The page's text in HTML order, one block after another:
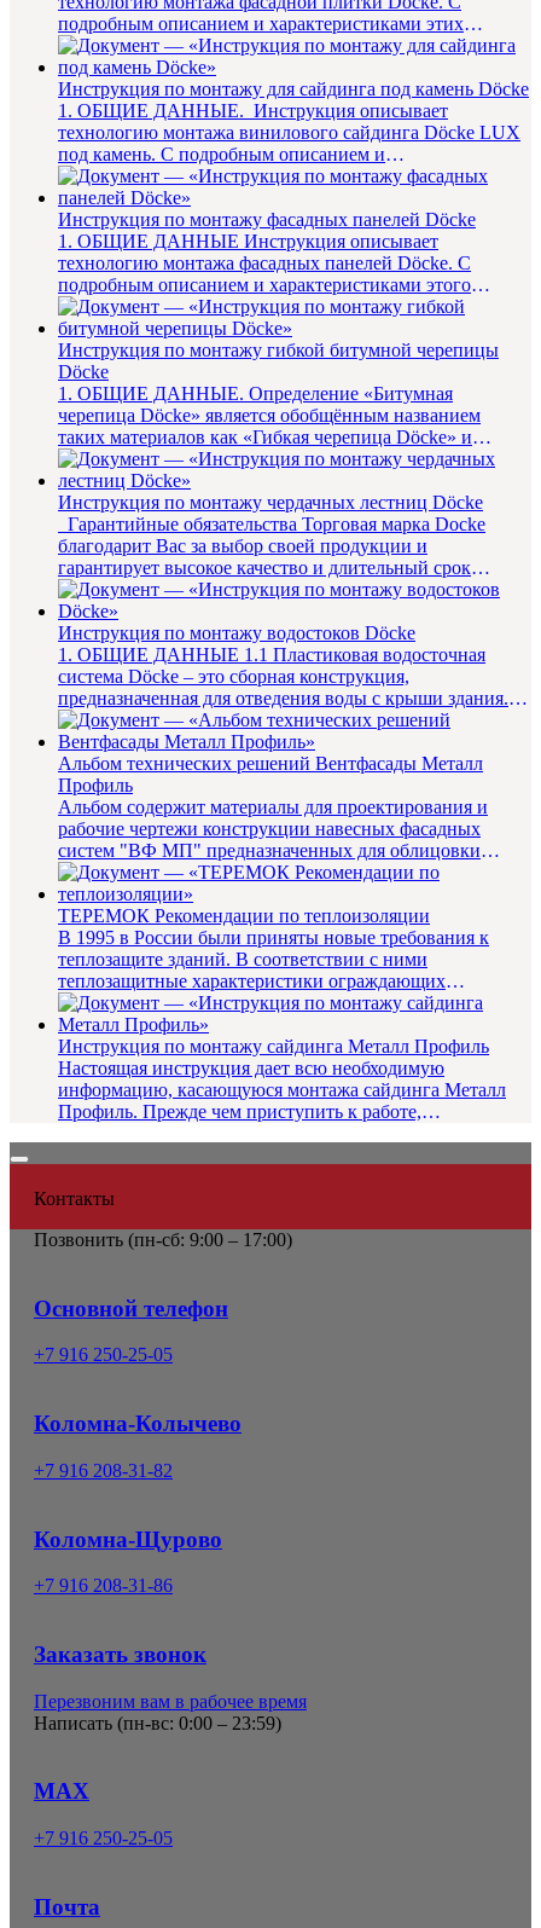
подробным описанием и характеристиками этих
материалов можно ознакоми...
Инструкция по монтажу для сайдинга под камень Döcke
1. ОБЩИЕ ДАННЫЕ. Инструкция описывает
технологию монтажа винилового сайдинга Döcke LUX
под камень. С подробным описанием и
характеристиками этого ма...
Инструкция по монтажу фасадных панелей Döcke
1. ОБЩИЕ ДАННЫЕ Инструкция описывает
технологию монтажа фасадных панелей Döcke. С
подробным описанием и характеристиками этого
материала можно ознакомить...
Инструкция по монтажу гибкой битумной черепицы
Döcke
1. ОБЩИЕ ДАННЫЕ. Определение «Битумная
черепица Döcke» является обобщённым названием
таких материалов как «Гибкая черепица Döcke» и
«Многослойная чере...
Инструкция по монтажу чердачных лестниц Döcke
Гарантийные обязательства Торговая марка Docke
благодарит Вас за выбор своей продукции и
гарантирует высокое качество и длительный срок
службы, ...
Инструкция по монтажу водостоков Döcke
1. ОБЩИЕ ДАННЫЕ 1.1 Пластиковая водосточная
система Döcke – это сборная конструкция,
предназначенная для отведения воды с крыши здания.
Элементы водос...
Альбом технических решений Вентфасады Металл
Профиль
Альбом содержит материалы для проектирования и
рабочие чертежи конструкции навесных фасадных
систем "ВФ МП" предназначенных для облицовки
фасадов зданий и дру...
ТЕРЕМОК Рекомендации по теплоизоляции
В 1995 в России были приняты новые требования к
теплозащите зданий. В соответствии с ними
теплозащитные характеристики ограждающих
конструкций повышены в 2,5–3,5 раз...
Инструкция по монтажу сайдинга Металл Профиль
Настоящая инструкция дает всю необходимую
информацию, касающуюся монтажа сайдинга Металл
Профиль. Прежде чем приступить к работе,
Контакты
Позвонить (пн-сб: 9:00 – 17:00)
Основной телефон
+7 916 250-25-05
Коломна-Колычево
+7 916 208-31-82
Коломна-Щурово
+7 916 208-31-86
Заказать звонок
Перезвоним вам в рабочее время
Написать (пн-вс: 0:00 – 23:59)
MAX
+7 916 250-25-05
Почта